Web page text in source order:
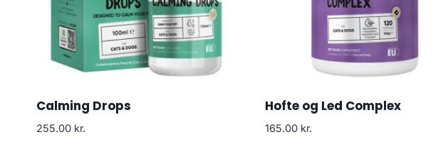
Calming Drops
255.00 kr.
Hofte og Led Complex
165.00 kr.